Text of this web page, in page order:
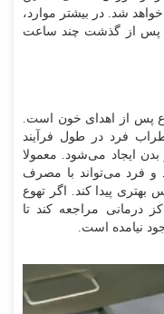
شد. در بیشتر موارد،
پس از گذشت چند ساعت
پس از اهدای خون است.
فرد در طول فرآیند
ایجاد می‌شود. معمولا
و فرد می‌تواند با مصرف
پیدا کند. اگر تهوع
درمانی مراجعه کند تا
نیامده است.